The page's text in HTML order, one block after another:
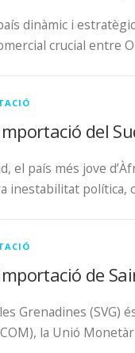
dinàmic i
crucial entre
del
el país més jove
inestabilitat
de
Grenadines (SVG)
la Unió